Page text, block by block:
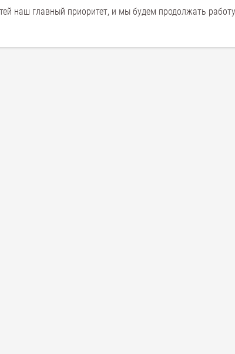
наш главный приоритет, и мы будем продолжать